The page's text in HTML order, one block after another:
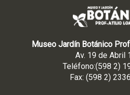
Museo Jardín Botánico
Av. 19 de Abril
Teléfono:(598 2)
Fax: (598 2)